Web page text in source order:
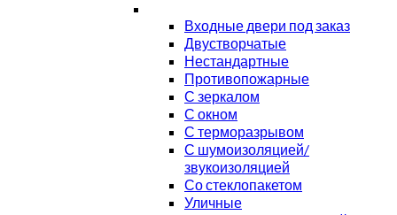
Входные двери под заказ
Двустворчатые
Нестандартные
Противопожарные
С зеркалом
С окном
С терморазрывом
С шумоизоляцией/
звукоизоляцией
Со стеклопакетом
Уличные